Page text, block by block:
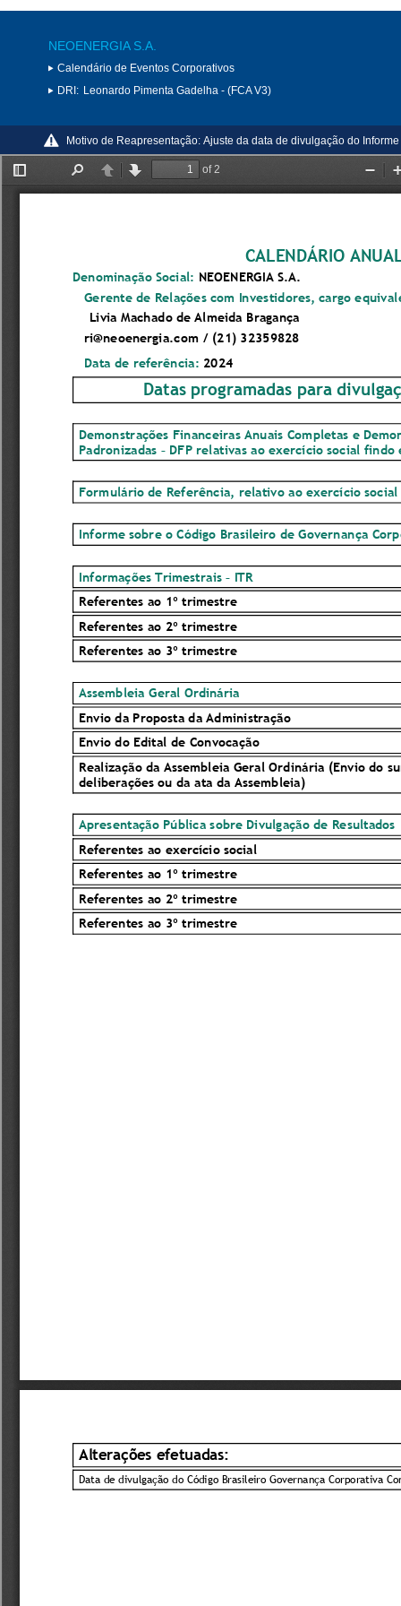
NEOENERGIA S.A.
Calendário de Eventos Corporativos
DRI: Leonardo Pimenta Gadelha - (FCA V3)
Motivo de Reapresentação: Ajuste da data de divulgação do